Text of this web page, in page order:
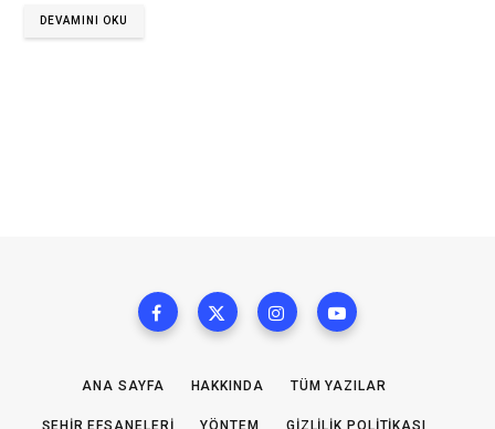
DEVAMINI OKU
ANA SAYFA HAKKINDA TÜM YAZILAR
ŞEHIR EFSANELERI YÖNTEM GIZLILIK POLITIKASI